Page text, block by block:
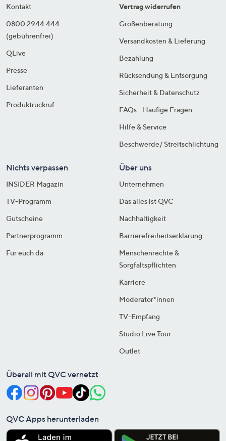
Kontakt
0800 2944 444
(gebührenfrei)
QLive
Presse
Lieferanten
Produktrückruf
Vertrag widerrufen
Größenberatung
Versandkosten & Lieferung
Bezahlung
Rücksendung & Entsorgung
Sicherheit & Datenschutz
FAQs - Häufige Fragen
Hilfe & Service
Beschwerde/ Streitschlichtung
Nichts verpassen
INSIDER Magazin
TV-Programm
Gutscheine
Partnerprogramm
Für euch da
Über uns
Unternehmen
Das alles ist QVC
Nachhaltigkeit
Barrierefreiheitserklärung
Menschenrechte &
Sorgfaltspflichten
Karriere
Moderator*innen
TV-Empfang
Studio Live Tour
Outlet
Überall mit QVC vernetzt
QVC Apps herunterladen